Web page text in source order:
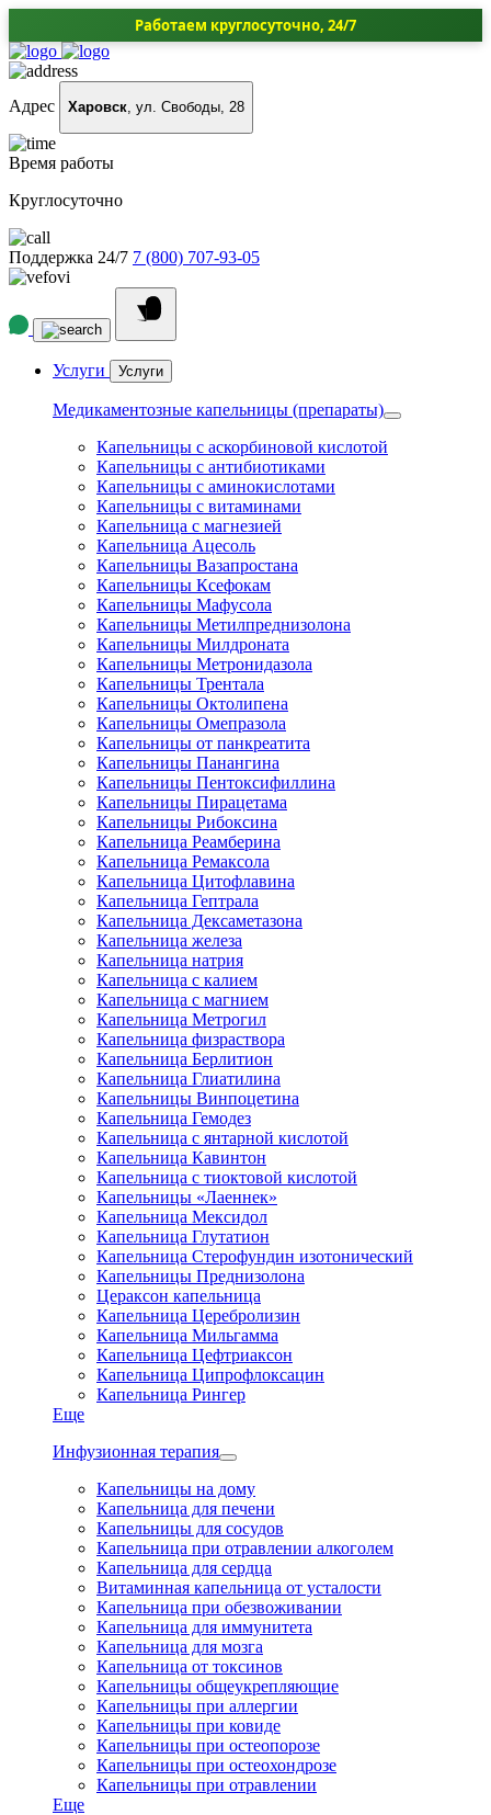
Работаем круглосуточно, 24/7
Адрес Харовск, ул. Свободы, 28
Время работы
Круглосуточно
Поддержка 24/7 7 (800) 707-93-05
Услуги Услуги
Медикаментозные капельницы (препараты)
Капельницы с аскорбиновой кислотой
Капельницы с антибиотиками
Капельницы с аминокислотами
Капельницы с витаминами
Капельница с магнезией
Капельница Ацесоль
Капельницы Вазапростана
Капельницы Ксефокам
Капельницы Мафусола
Капельницы Метилпреднизолона
Капельницы Милдроната
Капельницы Метронидазола
Капельницы Трентала
Капельницы Октолипена
Капельницы Омепразола
Капельницы от панкреатита
Капельницы Панангина
Капельницы Пентоксифиллина
Капельницы Пирацетама
Капельницы Рибоксина
Капельница Реамберина
Капельница Ремаксола
Капельница Цитофлавина
Капельница Гептрала
Капельница Дексаметазона
Капельница железа
Капельница натрия
Капельница с калием
Капельница с магнием
Капельница Метрогил
Капельница физраствора
Капельница Берлитион
Капельница Глиатилина
Капельницы Винпоцетина
Капельница Гемодез
Капельница с янтарной кислотой
Капельница Кавинтон
Капельница с тиоктовой кислотой
Капельницы «Лаеннек»
Капельница Мексидол
Капельница Глутатион
Капельница Стерофундин изотонический
Капельницы Преднизолона
Цераксон капельница
Капельница Церебролизин
Капельница Мильгамма
Капельница Цефтриаксон
Капельница Ципрофлоксацин
Капельница Рингер
Еще
Инфузионная терапия
Капельницы на дому
Капельница для печени
Капельницы для сосудов
Капельница при отравлении алкоголем
Капельница для сердца
Витаминная капельница от усталости
Капельница при обезвоживании
Капельница для иммунитета
Капельница для мозга
Капельница от токсинов
Капельницы общеукрепляющие
Капельницы при аллергии
Капельницы при ковиде
Капельницы при остеопорозе
Капельницы при остеохондрозе
Капельницы при отравлении
Еще